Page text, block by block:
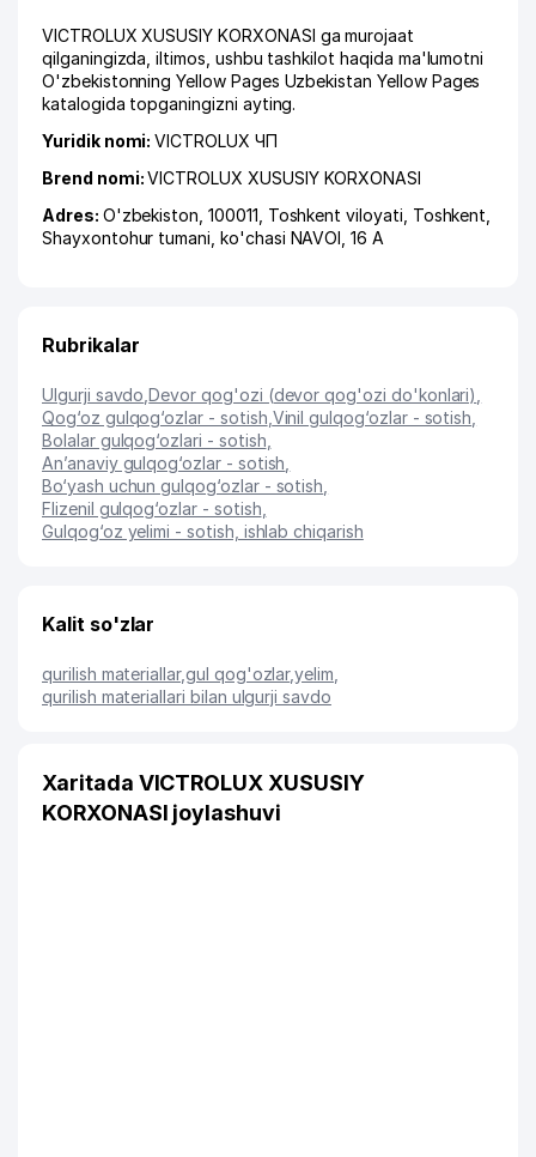
VICTROLUX XUSUSIY KORXONASI ga murojaat
qilganingizda, iltimos, ushbu tashkilot haqida ma'lumotni
O'zbekistonning Yellow Pages Uzbekistan Yellow Pages
katalogida topganingizni ayting.
Yuridik nomi:VICTROLUX ЧП
Brend nomi:VICTROLUX XUSUSIY KORXONASI
Adres: O'zbekiston, 100011, Toshkent viloyati Toshkent
Shayxontohur tumani ko'chasi NAVOI , 16 A
Rubrikalar
Ulgurji savdo ,Devor qog'ozi (devor qog'ozi do'konlari)
Qog‘oz gulqog‘ozlar - sotish Vinil gulqog‘ozlar - sotish
Bolalar gulqog‘ozlari - sotish
An’anaviy gulqog‘ozlar - sotish
Bo‘yash uchun gulqog‘ozlar - sotish
Flizenil gulqog‘ozlar - sotish
Gulqog‘oz yelimi - sotish, ishlab chiqarish
Kalit so'zlar
qurilish materiallar,gul qog'ozlar,yelim
qurilish materiallari bilan ulgurji savdo
Xaritada VICTROLUX XUSUSIY
KORXONASI joylashuvi